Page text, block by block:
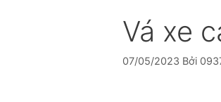
Vá xe
07/05/2023 Bởi